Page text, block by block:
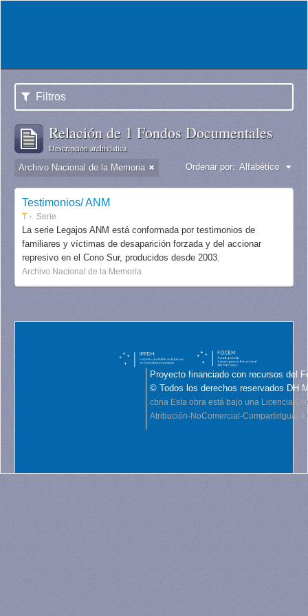
Filtros
Relación de 1 Fondos Documentales
Descripción archivística
Archivo Nacional de la Memoria Ordenar por: Alfabético
Testimonios/ ANM
T Serie
La serie Legajos ANM está conformada por testimonios de
familiares y víctimas de desaparición forzada y del accionar
represivo en el Cono Sur, producidos desde 2003.
Archivo Nacional de la Memoria
Proyecto financiado con recursos del
© Todos los derechos reservados DH
cbna Esta obra está bajo una Licencia
Atribución-NoComercial-CompartirIgual